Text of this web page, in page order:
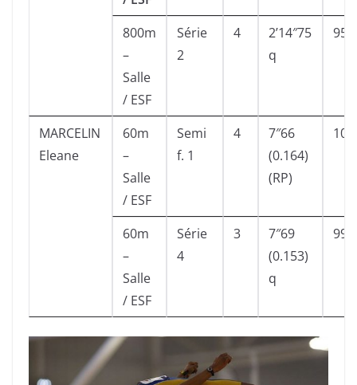
800m
–
Salle
/ ESF
Série
2
4
2’14″75
q
955
MARCELIN
Eleane
60m
–
Salle
/ ESF
Semi
f. 1
4
7″66
(0.164)
(RP)
60m
–
Salle
/ ESF
Série
4
3
7″69
(0.153)
q
991